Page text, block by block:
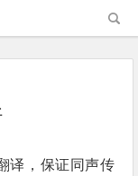
译，保证同声传